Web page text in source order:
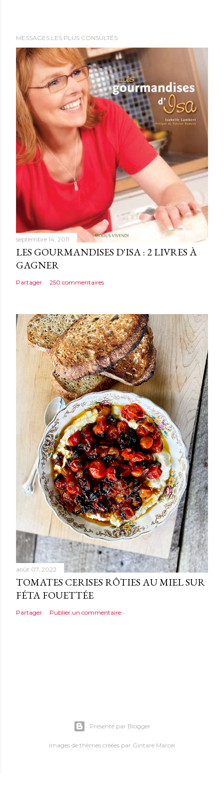
r
u
n
c
o
m
m
e
n
t
a
i
r
e
MESSAGES LES PLUS CONSULTÉS
septembre 14, 2011
LES GOURMANDISES D'ISA : 2 LIVRES À
GAGNER
Partager 250 commentaires
août 07, 2022
TOMATES CERISES RÔTIES AU MIEL SUR
FÉTA FOUETTÉE
Partager Publier un commentaire
Présenté par Blogger
Images de thèmes créées par Gintare Marcel